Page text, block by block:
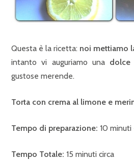
Questa è la ricetta: noi mettiamo
intanto vi auguriamo una dolce
gustose merende.
Torta con crema al limone e
Tempo di preparazione: 10
Tempo Totale: 15 minuti circa